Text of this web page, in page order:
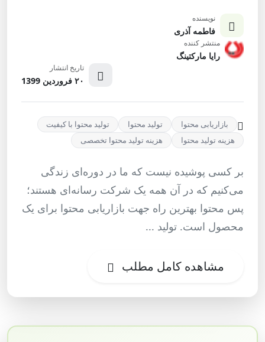
نویسنده
فاطمه آذری
منتشر کننده
رایا مارکتینگ
تاریخ انتشار
۲۰ فروردین 1399
بازاریابی محتوا تولید محتوا
تولید محتوا با کیفیت
هزینه تولید محتوا
هزینه تولید محتوا تخصصی
بر کسی پوشیده نیست که ما در دوره‌ای زندگی
می‌کنیم که در آن همه یک شرکت رسانه‌ای هستند؛
پس محتوا بهترین راه جهت بازاریابی محتوا برای یک
محصول است. تولید ...
مشاهده کامل مطلب